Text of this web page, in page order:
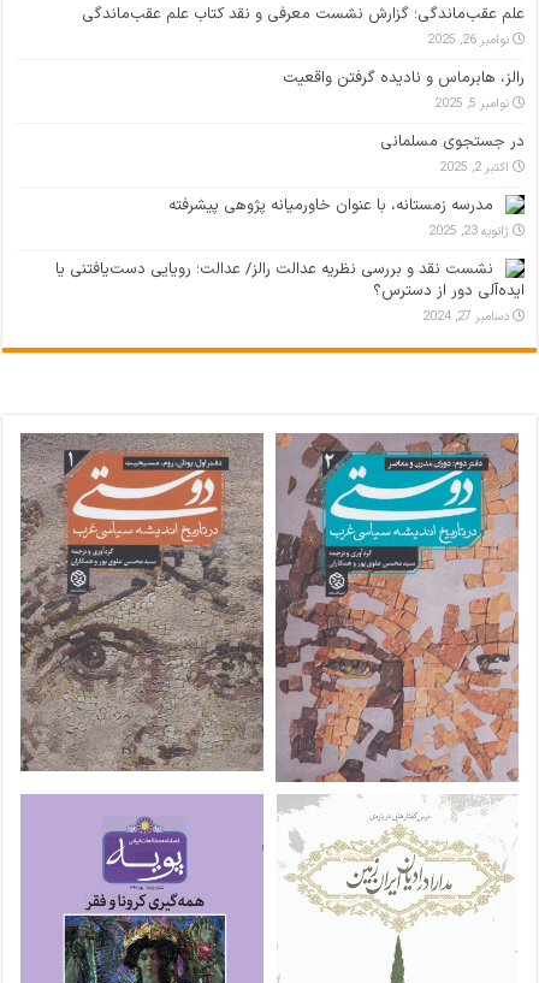
علم عقب‌ماندگی؛ گزارش نشست معرفی و نقد کتاب علم عقب‌ماندگی
نوامبر 26, 2025
رالز، هابرماس و نادیده گرفتن واقعیت
نوامبر 5, 2025
در جستجوی مسلمانی
اکتبر 2, 2025
مدرسه زمستانه، با عنوان خاورمیانه پژوهی پیشرفته
ژانویه 23, 2025
نشست نقد و بررسی نظریه عدالت رالز/ عدالت؛ رویایی دست‌یافتنی یا
ایده‌آلی دور از دسترس؟
دسامبر 27, 2024